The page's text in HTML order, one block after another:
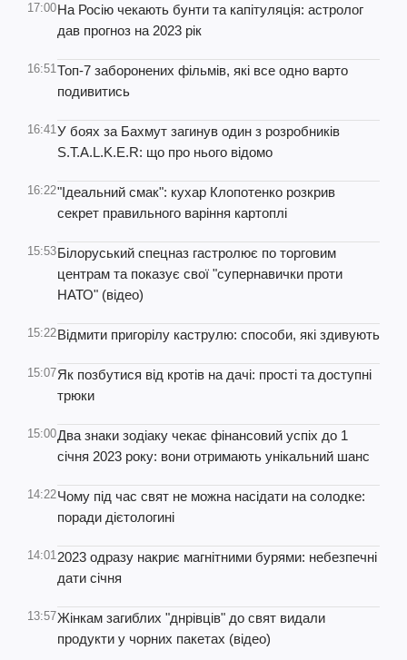
17:00На Росію чекають бунти та капітуляція: астролог
дав прогноз на 2023 рік
16:51Топ-7 заборонених фільмів, які все одно варто
подивитись
16:41У боях за Бахмут загинув один з розробників
S.T.A.L.K.E.R: що про нього відомо
16:22"Ідеальний смак": кухар Клопотенко розкрив
секрет правильного варіння картоплі
15:53Білоруський спецназ гастролює по торговим
центрам та показує свої "супернавички проти
НАТО" (відео)
15:22Відмити пригорілу каструлю: способи, які здивують
15:07Як позбутися від кротів на дачі: прості та доступні
трюки
15:00Два знаки зодіаку чекає фінансовий успіх до 1
січня 2023 року: вони отримають унікальний шанс
14:22Чому під час свят не можна насідати на солодке:
поради дієтологині
14:012023 одразу накриє магнітними бурями: небезпечні
дати січня
13:57Жінкам загиблих "днрівців" до свят видали
продукти у чорних пакетах (відео)